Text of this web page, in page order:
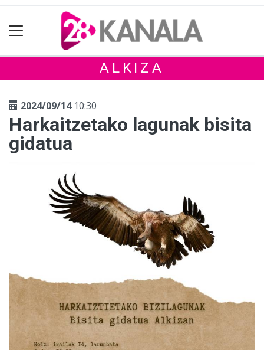
ALKIZA
2024/09/1410:30
Harkaitzetako lagunak bisita
gidatua